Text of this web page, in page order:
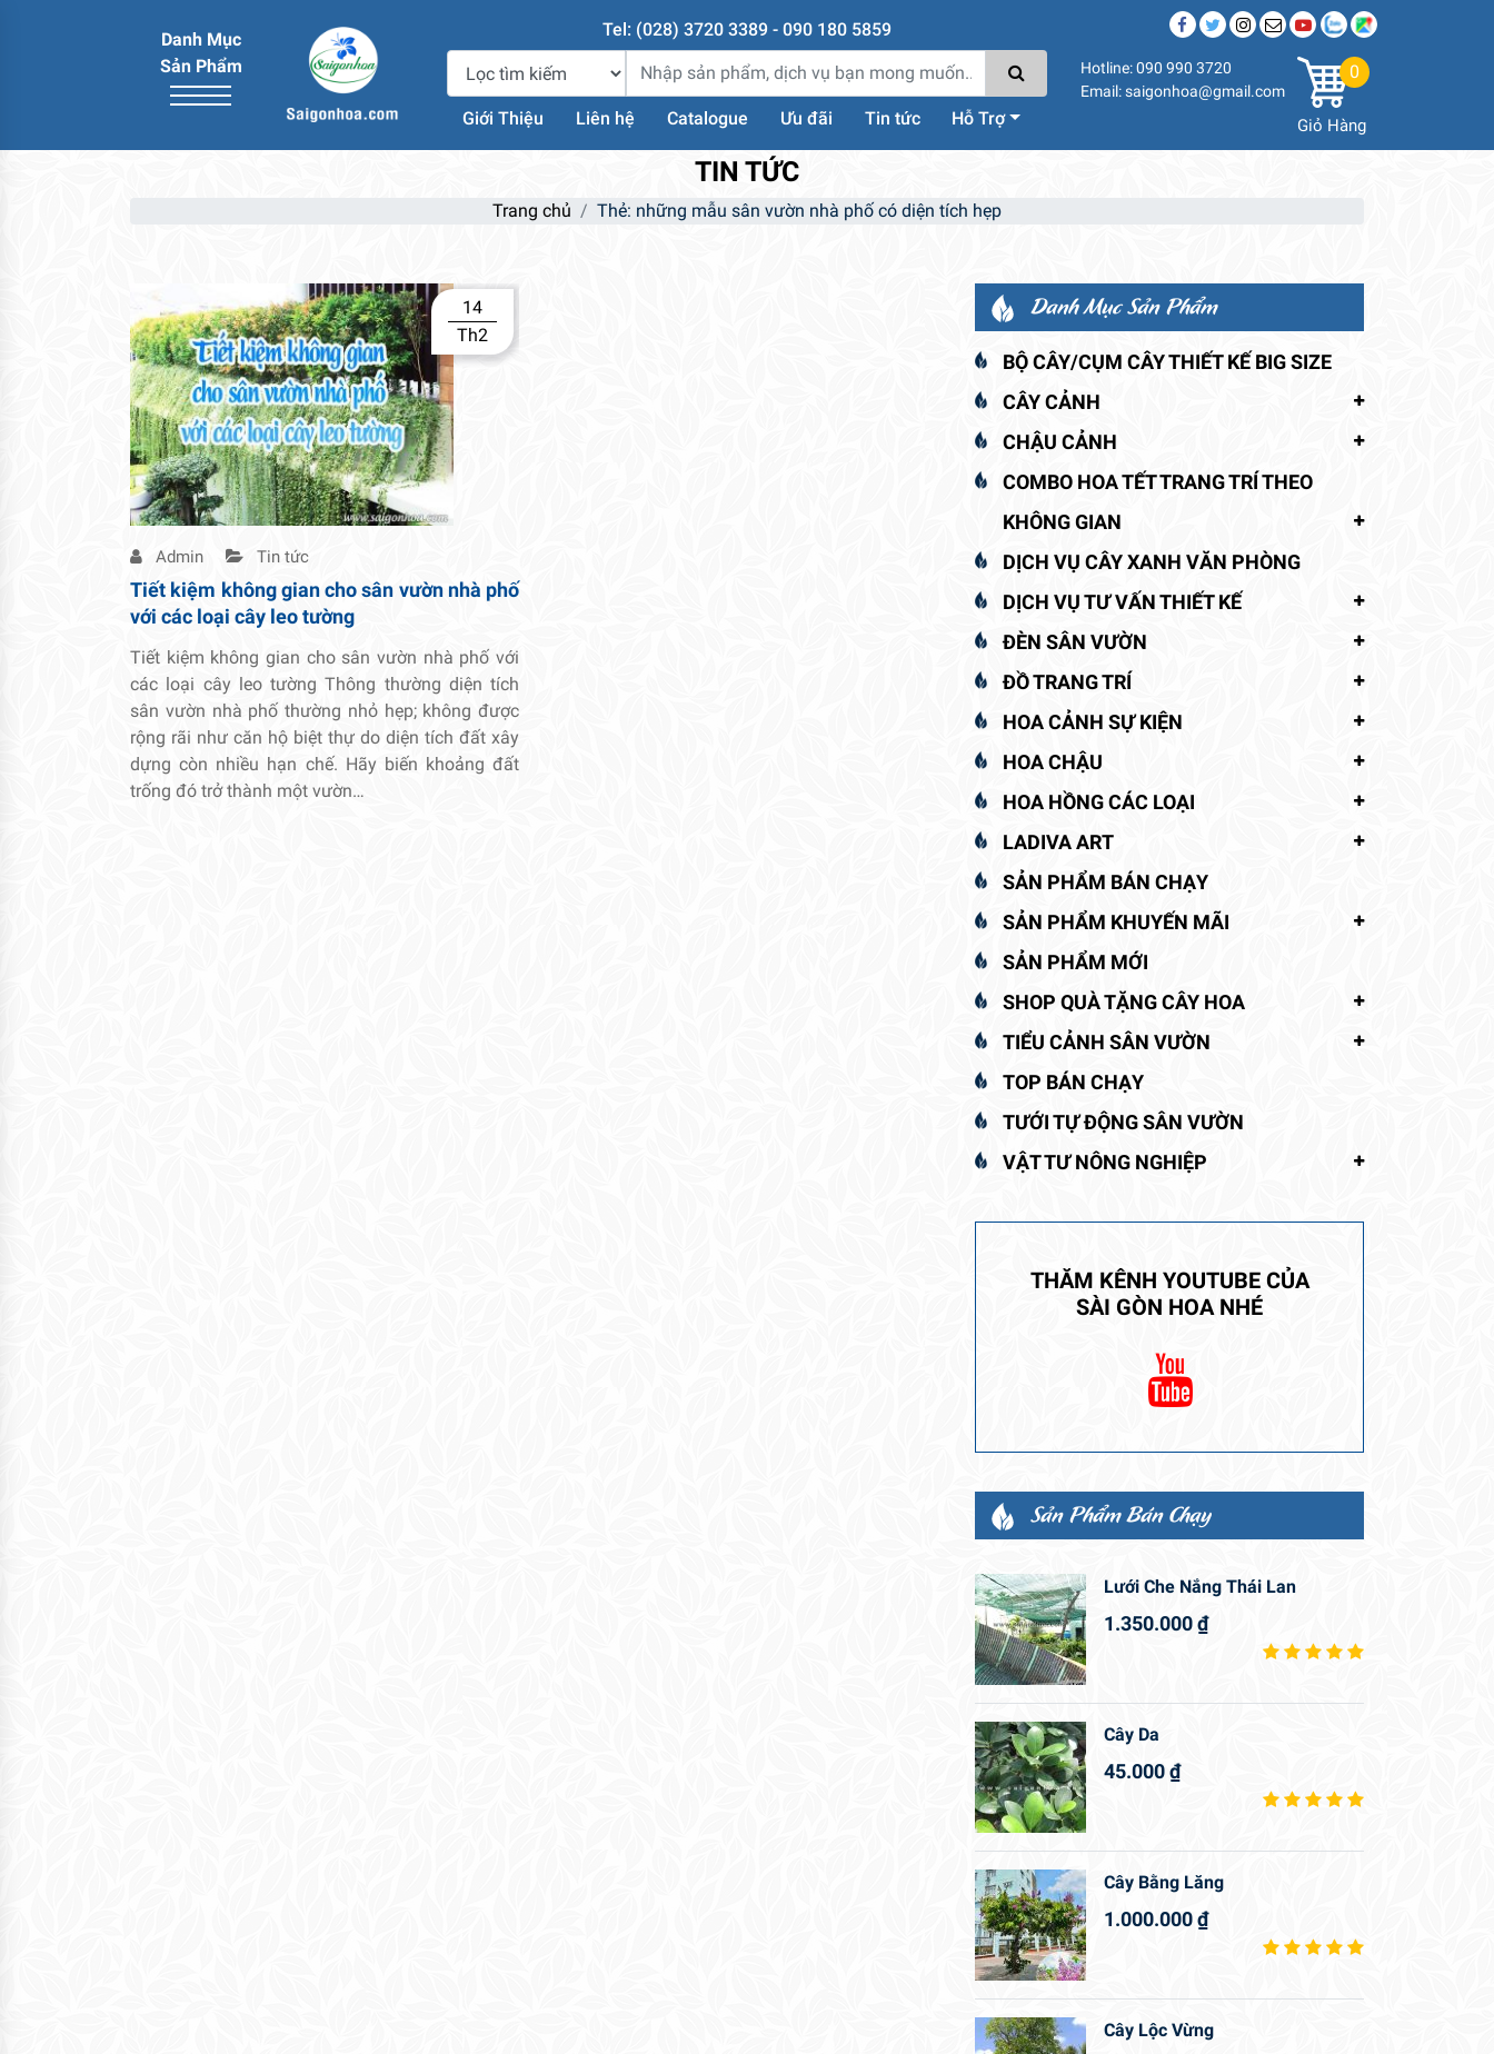
Danh Mục
Sản Phẩm
Tel: (028) 3720 3389 - 090 180 5859
Giới Thiệu Liên hệ Catalogue Ưu đãi Tin tức Hỗ Trợ
Hotline: 090 990 3720
Email: saigonhoa@gmail.com
0
Giỏ Hàng
TIN TỨC
Trang chủ Thẻ: những mẫu sân vườn nhà phố có diện tích hẹp
14
Th2
Admin Tin tức
Tiết kiệm không gian cho sân vườn nhà phố
với các loại cây leo tường
Tiết kiệm không gian cho sân vườn nhà phố với
các loại cây leo tường Thông thường diện tích
sân vườn nhà phố thường nhỏ hẹp; không được
rộng rãi như căn hộ biệt thự do diện tích đất xây
dựng còn nhiều hạn chế. Hãy biến khoảng đất
trống đó trở thành một vườn…
Danh Mục Sản Phẩm
BỘ CÂY/CỤM CÂY THIẾT KẾ BIG SIZE
CÂY CẢNH
CHẬU CẢNH
COMBO HOA TẾT TRANG TRÍ THEO
KHÔNG GIAN
DỊCH VỤ CÂY XANH VĂN PHÒNG
DỊCH VỤ TƯ VẤN THIẾT KẾ
ĐÈN SÂN VƯỜN
ĐỒ TRANG TRÍ
HOA CẢNH SỰ KIỆN
HOA CHẬU
HOA HỒNG CÁC LOẠI
LADIVA ART
SẢN PHẨM BÁN CHẠY
SẢN PHẨM KHUYẾN MÃI
SẢN PHẨM MỚI
SHOP QUÀ TẶNG CÂY HOA
TIỂU CẢNH SÂN VƯỜN
TOP BÁN CHẠY
TƯỚI TỰ ĐỘNG SÂN VƯỜN
VẬT TƯ NÔNG NGHIỆP
THĂM KÊNH YOUTUBE CỦA
SÀI GÒN HOA NHÉ
Sản Phẩm Bán Chạy
Lưới Che Nắng Thái Lan
1.350.000₫
Cây Da
45.000₫
Cây Bằng Lăng
1.000.000₫
Cây Lộc Vừng